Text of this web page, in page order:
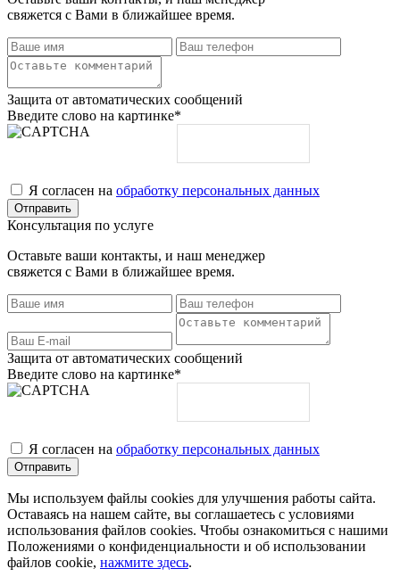
свяжется с Вами в ближайшее время.
Защита от автоматических сообщений
Введите слово на картинке*
Я согласен на обработку персональных данных
Консультация по услуге
Оставьте ваши контакты, и наш менеджер
свяжется с Вами в ближайшее время.
Защита от автоматических сообщений
Введите слово на картинке*
Я согласен на обработку персональных данных
Мы используем файлы cookies для улучшения работы сайта.
Оставаясь на нашем сайте, вы соглашаетесь с условиями
использования файлов cookies. Чтобы ознакомиться с нашими
Положениями о конфиденциальности и об использовании
файлов cookie, нажмите здесь.